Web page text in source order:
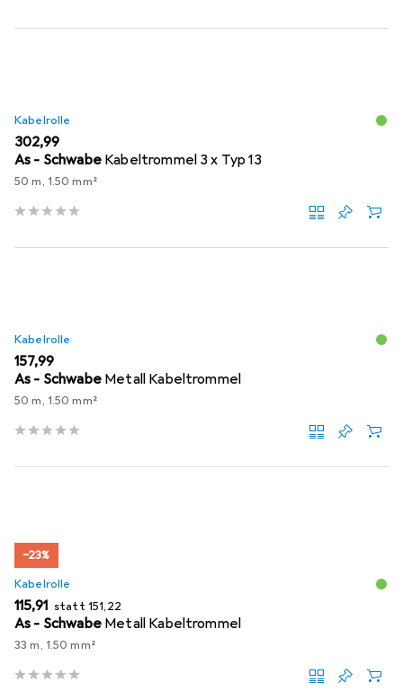
Kabelrolle
EUR
302,99
As - Schwabe Kabeltrommel 3 x Typ 13
50 m, 1.50 mm²
Kabelrolle
EUR
157,99
As - Schwabe Metall Kabeltrommel
50 m, 1.50 mm²
−23%
Kabelrolle
EUR
115,91 statt EUR
151,22
As - Schwabe Metall Kabeltrommel
33 m, 1.50 mm²